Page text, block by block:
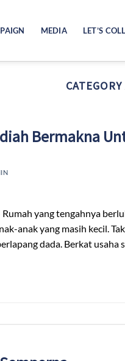
MEDIA LET’S
Bermakna
yang tengahnya
anak yang masih kecil.
dada. Berkat usaha